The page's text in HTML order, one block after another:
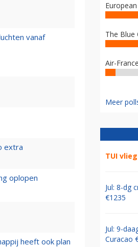
vanaf
extra
oplopen
heeft ook plan
The Blue
Air-
Meer
TUI
Jul: 8-dg
€1235
Jul: 9-
Curacao